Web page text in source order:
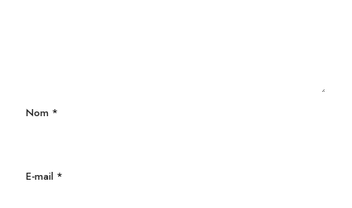
Nom *
E-mail *